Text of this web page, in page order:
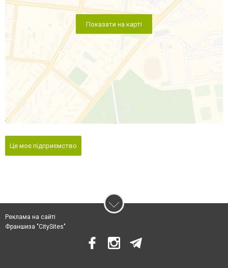
Показати на карті
Це моє підприємство
Реклама на сайті
Франшиза "CitySites"